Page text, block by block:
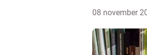
08 november